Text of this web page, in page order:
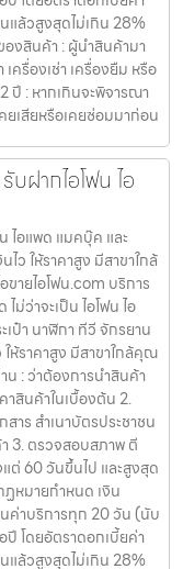
แล้วสูงสุดไม่เกิน 28%
องสินค้า : ผู้นำสินค้ามา
เครื่องเช่า เครื่องยืม หรือ
ปี : หากเกินจะพิจารณา
ยเสียหรือเคยซ่อมมาก่อน
ฝากไอโฟน ไอ
ไอแพด แมคบุ๊ค และ
ไว ให้ราคาสูง มีสาขาใกล้
ายไอโฟน.com บริการ
ว่าจะเป็น ไอโฟน ไอ
ป๋า นาฬิกา ทีวี จักรยาน
ให้ราคาสูง มีสาขาใกล้คุณ
น : ว่าต้องการนำสินค้า
าสินค้าในเบื้องต้น 2.
าร สำเนาบัตรประชาชน
3. ตรวจสอบสภาพ ตี
แต่ 60 วันขึ้นไป และสูงสุด
หมายกำหนด เงิน
ค่าบริการทุก 20 วัน (นับ
โดยอัตราดอกเบี้ยค่า
แล้วสูงสุดไม่เกิน 28%